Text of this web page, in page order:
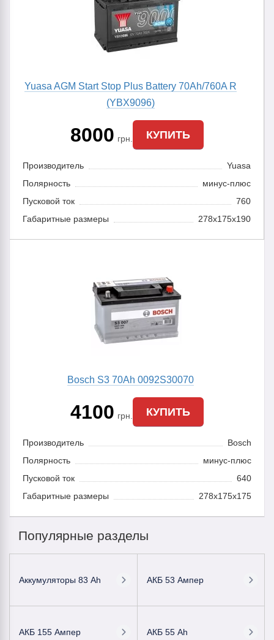
Yuasa AGM Start Stop Plus Battery 70Ah/760A R
(YBX9096)
8000 грн. КУПИТЬ
Производитель
Yuasa
Полярность
минус-плюс
Пусковой ток
760
Габаритные размеры
278x175x190
Bosch S3 70Ah 0092S30070
4100 грн. КУПИТЬ
Производитель
Bosch
Полярность
минус-плюс
Пусковой ток
640
Габаритные размеры
278x175x175
Популярные разделы
Аккумуляторы 83 Ah АКБ 53 Ампер
АКБ 155 Ампер АКБ 55 Ah